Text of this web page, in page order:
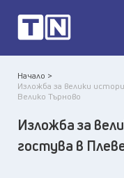
Начало >
Изложба за велики
Велико Търново
Изложба за
гостува в